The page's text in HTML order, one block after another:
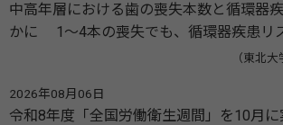
中高年層における歯の喪失本数と循環器
かに 1～4本の喪失でも、循環器疾患リ
（東北
2026年08月06日
令和8年度「全国労働衛生週間」を10月に